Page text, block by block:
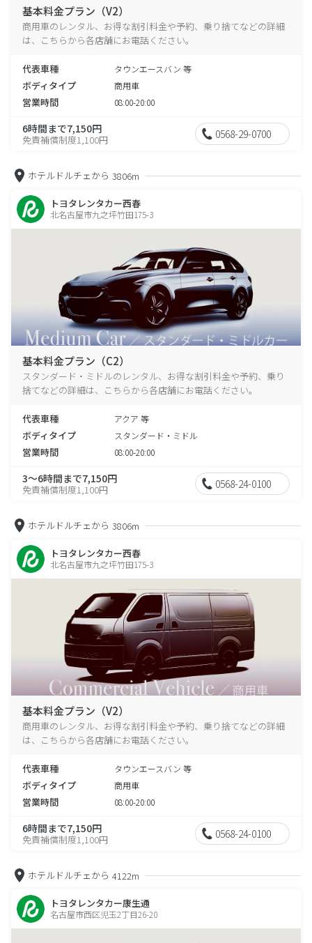
基本料金プラン（V2）
商用車のレンタル、お得な割引料金や予約、乗り捨てなどの詳細
は、こちらから各店舗にお電話ください。
代表車種 タウンエースバン 等
ボディタイプ 商用車
営業時間 08:00-20:00
6時間まで7,150円
免責補償制度1,100円 0568-29-0700
ホテルドルチェから 3806m
トヨタレンタカー西春
北名古屋市九之坪竹田175-3
基本料金プラン（C2）
スタンダード・ミドルのレンタル、お得な割引料金や予約、乗り
捨てなどの詳細は、こちらから各店舗にお電話ください。
代表車種 アクア 等
ボディタイプ スタンダード・ミドル
営業時間 08:00-20:00
3～6時間まで7,150円
免責補償制度1,100円 0568-24-0100
ホテルドルチェから 3806m
トヨタレンタカー西春
北名古屋市九之坪竹田175-3
基本料金プラン（V2）
商用車のレンタル、お得な割引料金や予約、乗り捨てなどの詳細
は、こちらから各店舗にお電話ください。
代表車種 タウンエースバン 等
ボディタイプ 商用車
営業時間 08:00-20:00
6時間まで7,150円
免責補償制度1,100円 0568-24-0100
ホテルドルチェから 4122m
トヨタレンタカー康生通
名古屋市西区児玉2丁目26-20